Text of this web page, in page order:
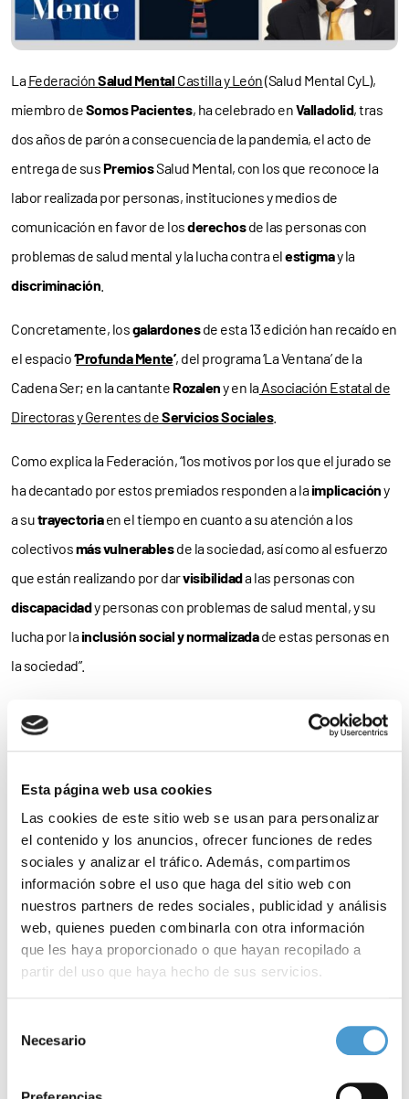
Esta página web usa cookies
Las cookies de este sitio web se usan para personalizar
el contenido y los anuncios, ofrecer funciones de redes
sociales y analizar el tráfico. Además, compartimos
información sobre el uso que haga del sitio web con
nuestros partners de redes sociales, publicidad y análisis
web, quienes pueden combinarla con otra información
que les haya proporcionado o que hayan recopilado a
partir del uso que haya hecho de sus servicios.
de cookies
Necesario
LaFederaciónSalud MentalCastilla y León(Salud Mental CyL),
miembro deSomos Pacientes, ha celebrado enValladolid, tras
dos años de parón a consecuencia de la pandemia, el acto de
entrega de susPremiosSalud Mental, con los que reconoce la
labor realizada por personas, instituciones y medios de
comunicación en favor de losderechosde las personas con
problemas de salud mental y la lucha contra elestigmay la
discriminación
Concretamente, losgalardonesde esta 13 edición han recaído en
el espacio‘Profunda Mente’, del programa ‘La Ventana’ de la
Cadena Ser; en la cantante Rozaleny en laAsociación Estatal de
Directoras y Gerentes deServicios Sociales.
Como explica la Federación, “los motivos por los que el jurado se
ha decantado por estos premiados responden a laimplicacióny
a sutrayectoriaen el tiempo en cuanto a su atención a los
colectivosmás vulnerablesde la sociedad, así como al esfuerzo
que están realizando por darvisibilidada las personas con
discapacidady personas con problemas de salud mental, y su
lucha por lainclusión social y normalizadade estas personas en
la sociedad”.
Incluido en el programa ‘La Ventana’ que dirigeCarles Francino,
‘Profunda Mente’ nació en noviembre de 2021 como un espacio
dedicado a la salud mental y a partir de los efectos que sobre la
misma ha tenido lapandemia. Un espacio merecedor del premio
por, según dictamina el jurado, “su aportación a unavisión más
normalizadora
de la salud mental y por su repercusión en un
amplio espectro de la población, aportando un enfoque
profesional, positivo, preventivo y desestigmatizante”.
Rozalen por, como reza el acta del jurado, “su demostrada
con toda la problemática de carácter social y su
especial aportación en la
a través de su